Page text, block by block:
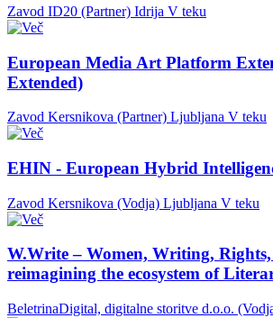
Zavod ID20 (Partner) Idrija V teku
European Media Art Platform
Extended)
Zavod Kersnikova (Partner) Ljubljana V teku
EHIN - European Hybrid
Zavod Kersnikova (Vodja) Ljubljana V teku
W.Write – Women, Writing,
reimagining the ecosystem of
BeletrinaDigital, digitalne storitve d.o.o.